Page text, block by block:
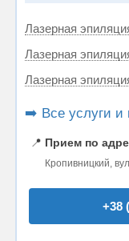
Лазерная
Лазерная
Лазерная
➡️ Все услуги и
📍 Прием по
Кропивницкий,
+38